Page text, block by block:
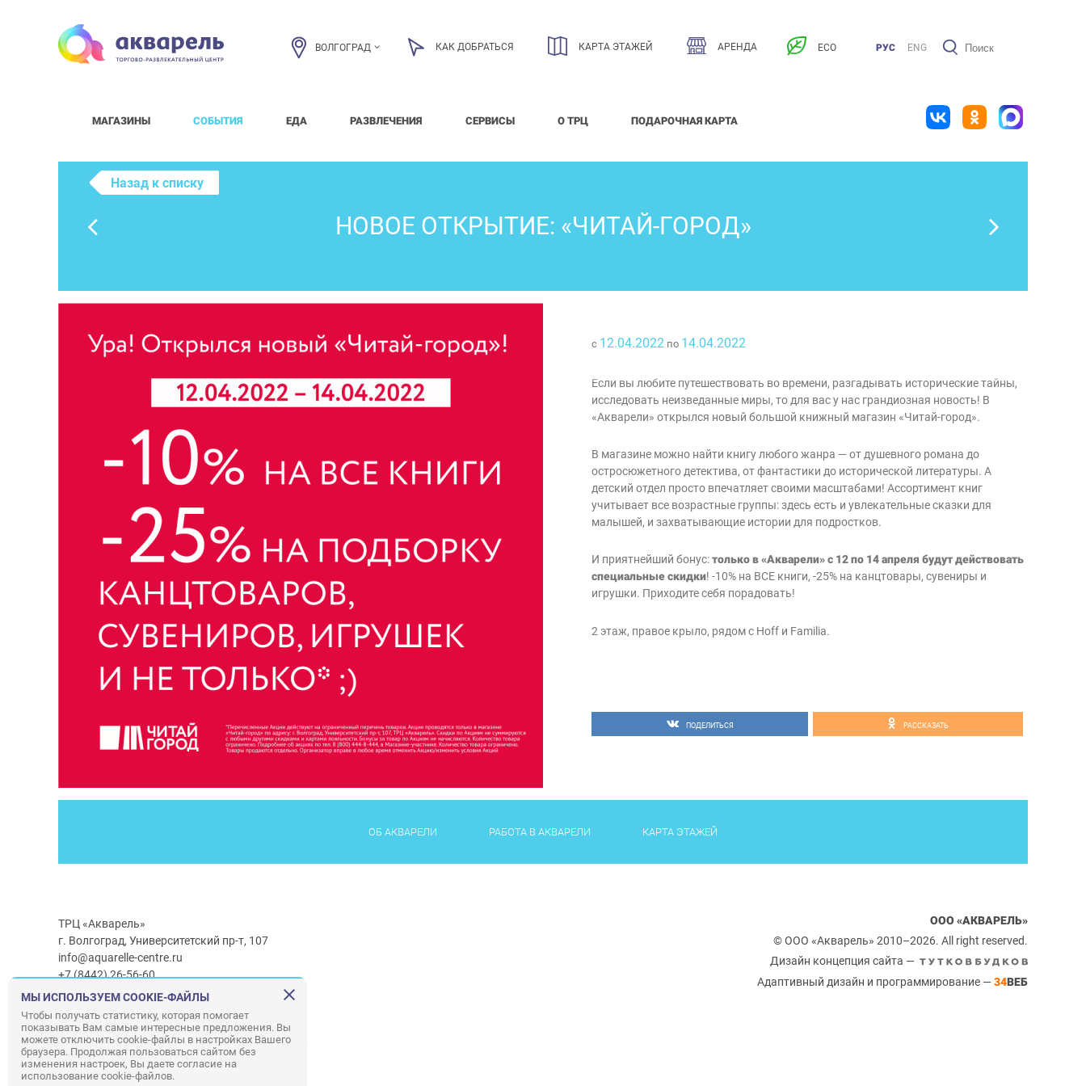
ВОЛГОГРАД КАК ДОБРАТЬСЯ КАРТА ЭТАЖЕЙ АРЕНДА ECO РУС ENG
МАГАЗИНЫ СОБЫТИЯ ЕДА РАЗВЛЕЧЕНИЯ СЕРВИСЫ О ТРЦ ПОДАРОЧНАЯ КАРТА
Назад к списку
НОВОЕ ОТКРЫТИЕ: «ЧИТАЙ-ГОРОД»
с 12.04.2022 по 14.04.2022
Если вы любите путешествовать во времени, разгадывать исторические тайны,
исследовать неизведанные миры, то для вас у нас грандиозная новость! В
«Акварели» открылся новый большой книжный магазин «Читай-город».
В магазине можно найти книгу любого жанра — от душевного романа до
остросюжетного детектива, от фантастики до исторической литературы. А
детский отдел просто впечатляет своими масштабами! Ассортимент книг
учитывает все возрастные группы: здесь есть и увлекательные сказки для
малышей, и захватывающие истории для подростков.
И приятнейший бонус:только в «Акварели» с 12 по 14 апреля будут действовать
специальные скидки! -10% на ВСЕ книги, -25% на канцтовары, сувениры и
игрушки. Приходите себя порадовать!
2 этаж, правое крыло, рядом с Hoff и Familia.
ПОДЕЛИТЬСЯ РАССКАЗАТЬ
ОБ АКВАРЕЛИ РАБОТА В АКВАРЕЛИ КАРТА ЭТАЖЕЙ
ТРЦ «Акварель»
г. Волгоград, Университетский пр-т, 107
info@aquarelle-centre.ru
+7 (8442) 26-56-60
Часы работы ТРЦ: с 10:00 до 22:00
Часы работы г/м Ашан:с 08:00 до 23:00
Часы работыг/мЛемана ПРО:с 08:00 до 22:00
Правила посещения ТРЦ «Акварель»
ООО «АКВАРЕЛЬ»
© ООО «Акварель» 2010–2026. All right reserved.
Дизайн концепция сайта —
Адаптивный дизайн и программирование — 34ВЕБ
МЫ ИСПОЛЬЗУЕМ COOKIE-ФАЙЛЫ
Чтобы получать статистику, которая помогает
показывать Вам самые интересные предложения. Вы
можете отключить cookie-файлы в настройках Вашего
браузера. Продолжая пользоваться сайтом без
изменения настроек, Вы даете согласие на
использование cookie-файлов.